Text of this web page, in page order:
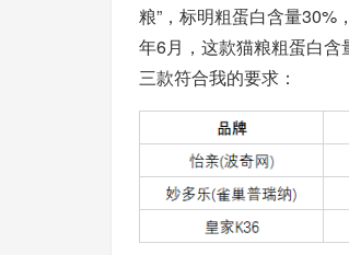
粮”，标明粗蛋白含量30%
年6月，这款猫粮粗蛋白
三款符合我的要求：